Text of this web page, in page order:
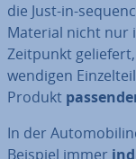
die Just-in-
Material nicht nur
Zeitpunkt
wen­di­gen
Produkt
In der
Beispiel immer